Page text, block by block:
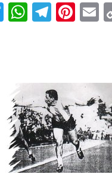
Twitter